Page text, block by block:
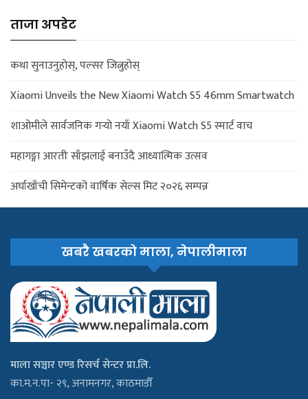
ताजा अपडेट
कथा सुनाउनुहोस्, पल्सर जित्नुहोस्
Xiaomi Unveils the New Xiaomi Watch S5 46mm Smartwatch
शाओमीले सार्वजनिक गर्‍यो नयाँ Xiaomi Watch S5 स्मार्ट वाच
महागङ्गा आरतीः साँझलाई बनाउँदै आध्यात्मिक उत्सव
अर्घाखाँची सिमेन्टको वार्षिक सेल्स मिट २०२६ सम्पन्न
खबरै खबरको माला, नेपालीमाला
माला सञ्चार एण्ड रिसर्च सेन्टर प्रा.लि.
का.म.न.पा- २९, अनामनगर, काठमाडौँ